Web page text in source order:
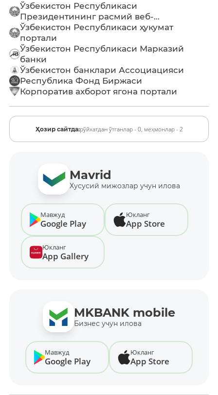
Ўзбекистон Республикаси
Президентининг расмий веб-...
Ўзбекистон Республикаси ҳукумат
портали
Ўзбекистон Республикаси Марказий
банки
Ўзбекистон банклари Ассоциацияси
Республика Фонд Биржаси
Корпоратив ахборот ягона портали
Ҳозир сайтда:рўйхатдан ўтганлар - 0, меҳмонлар - 2
Mavrid
Хусусий мижозлар учун илова
Мавжуд
Google Play
Юкланг
App Store
Юкланг
App Gallery
MKBANK mobile
Бизнес учун илова
Мавжуд
Google Play
Юкланг
App Store